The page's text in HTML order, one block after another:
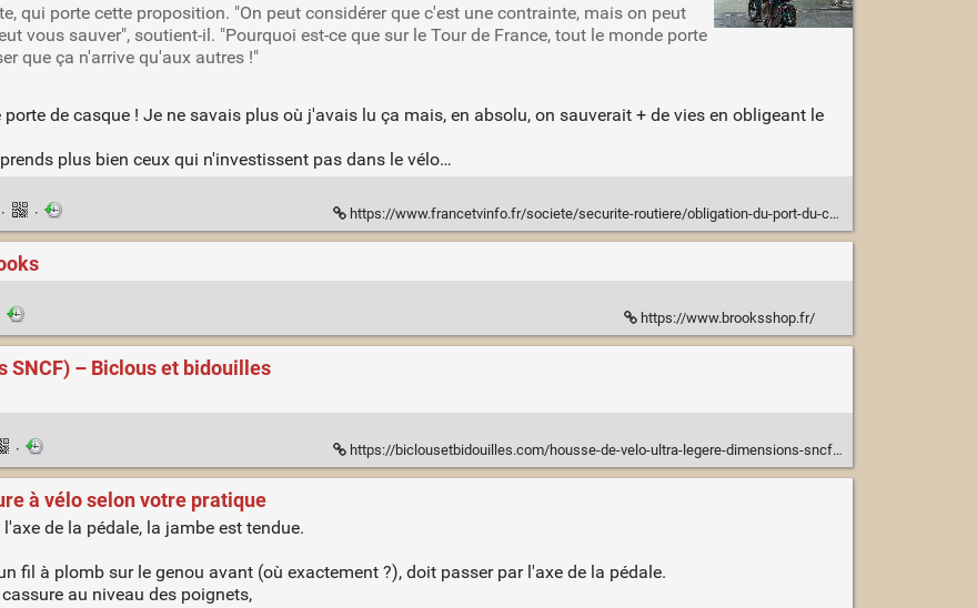
qui porte cette proposition. "On peut considérer que c'est une contrainte, mais on peut
vous sauver", soutient-il. "Pourquoi est-ce que sur le Tour de France, tout le monde porte
que ça n'arrive qu'aux autres !"
de casque ! Je ne savais plus où j'avais lu ça mais, en absolu, on sauverait + de vies en obligeant le
plus bien ceux qui n'investissent pas dans le vélo…
· · https://www.francetvinfo.fr/societe/securite-routiere/obligation-du-port-du-casque-a-velo-cela-va-decourager-un-tas-de-nos-concitoyens-redoute-la-federation-des-usagers-de-la-bicyclette_4914399.html
https://www.brooksshop.fr/
SNCF) – Biclous et bidouilles
· https://biclousetbidouilles.com/housse-de-velo-ultra-legere-dimensions-sncf/
à vélo selon votre pratique
de la pédale, la jambe est tendue.
fil à plomb sur le genou avant (où exactement ?), doit passer par l'axe de la pédale.
au niveau des poignets,